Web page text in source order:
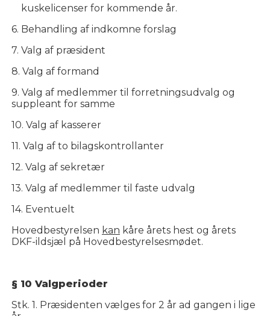
kuskelicenser for kommende år.
6. Behandling af indkomne forslag
7. Valg af præsident
8. Valg af formand
9. Valg af medlemmer til forretningsudvalg og
suppleant for samme
10. Valg af kasserer
11. Valg af to bilagskontrollanter
12. Valg af sekretær
13. Valg af medlemmer til faste udvalg
14. Eventuelt
Hovedbestyrelsen kan kåre årets hest og årets
DKF-ildsjæl på Hovedbestyrelsesmødet.
§ 10 Valgperioder
Stk. 1. Præsidenten vælges for 2 år ad gangen i lige